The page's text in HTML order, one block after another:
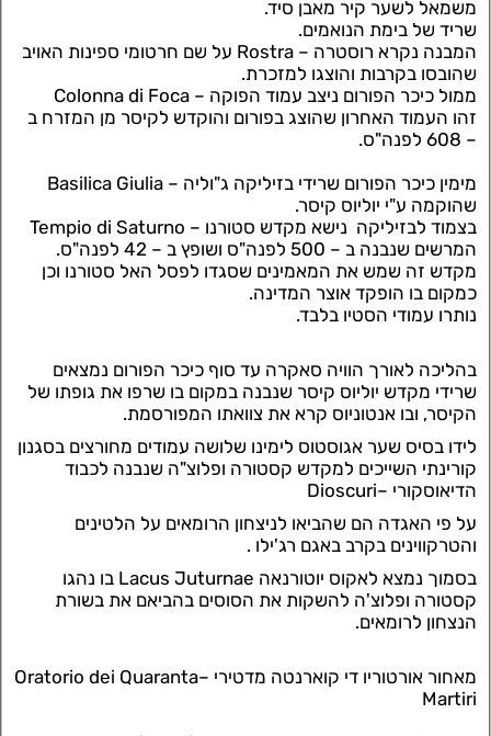
משמאל לשער קיר מאבן סיד.
שריד של בימת הנואמים.
המבנה נקרא רוסטרה – Rostra על שם חרטומי ספינות האויב
שהובסו בקרבות והוצגו למזכרת.
ממול כיכר הפורום ניצב עמוד הפוקה – Colonna di Foca
זהו העמוד האחרון שהוצג בפורום והוקדש לקיסר מן המזרח ב
– 608 לפנה"ס.
מימין כיכר הפורום שרידי בזיליקה ג"וליה – Basilica Giulia
שהוקמה ע"י יוליוס קיסר.
בצמוד לבזיליקה נישא מקדש סטורנו – Tempio di Saturno
המרשים שנבנה ב – 500 לפנה"ס ושופץ ב – 42 לפנה"ס.
מקדש זה שמש את המאמינים שסגדו לפסל האל סטורנו וכן
כמקום בו הופקד אוצר המדינה.
נותרו עמודי הסטיו בלבד.
בהליכה לאורך הוויה סאקרה עד סוף כיכר הפורום נמצאים
שרידי מקדש יוליוס קיסר שנבנה במקום בו שרפו את גופתו של
הקיסר, ובו אנטוניוס קרא את צוואתו המפורסמת.
לידו בסיס שער אגוסטוס לימינו שלושה עמודים מחורצים בסגנון
קורינתי השייכים למקדש קסטורה ופלוצ"ה שנבנה לכבוד
הדיאוסקורי –Dioscuri
על פי האגדה הם שהביאו לניצחון הרומאים על הלטינים
והטרקווינים בקרב באגם רג'ילו .
בסמוך נמצא לאקוס יוטורנאה Lacus Juturnae בו נהגו
קסטורה ופלוצ'ה להשקות את הסוסים בהביאם את בשורת
הנצחון לרומאים.
מאחור אורטוריו די קוארנטה מדטירי –Oratorio dei Quaranta
Martiri